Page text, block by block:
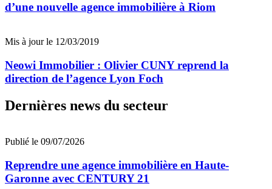
d’une nouvelle agence immobilière à Riom
Mis à jour le 12/03/2019
Neowi Immobilier : Olivier CUNY reprend la
direction de l’agence Lyon Foch
Dernières news du secteur
Publié le 09/07/2026
Reprendre une agence immobilière en Haute-
Garonne avec CENTURY 21